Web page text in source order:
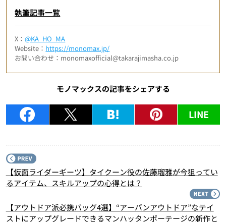
執筆記事一覧
X：@KA_HO_MA
Website： https://monomax.jp/
お問い合わせ：monomaxofficial@takarajimasha.co.jp
モノマックスの記事をシェアする
LINE
【仮面ライダーギーツ】タイクーン役の佐藤瑠雅が今狙ってい
るアイテム、スキルアップの心得とは？
【アウトドア派必携バッグ4選】“アーバンアウトドア”なテイ
ストにアップグレードできるマンハッタンポーテージの新作と